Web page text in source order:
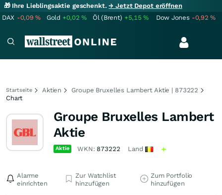
🎁 Ihre Lieblingsaktie geschenkt.→ Jetzt Depot eröffnen
DAX -0,09% Gold +0,02% Öl (Brent) +5,15% Dow Jones -0,92%
Startseite Aktien
Groupe Bruxelles Lambert Aktie | 873222
Chart
Groupe Bruxelles Lambert
Aktie
Aktie WKN: 873222 Land
Alarme
einrichten
Zur Watchlist
hinzufügen
Zum Portfolio
hinzufügen